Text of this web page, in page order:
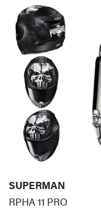
SUPERMAN
RPHA 11 PRO